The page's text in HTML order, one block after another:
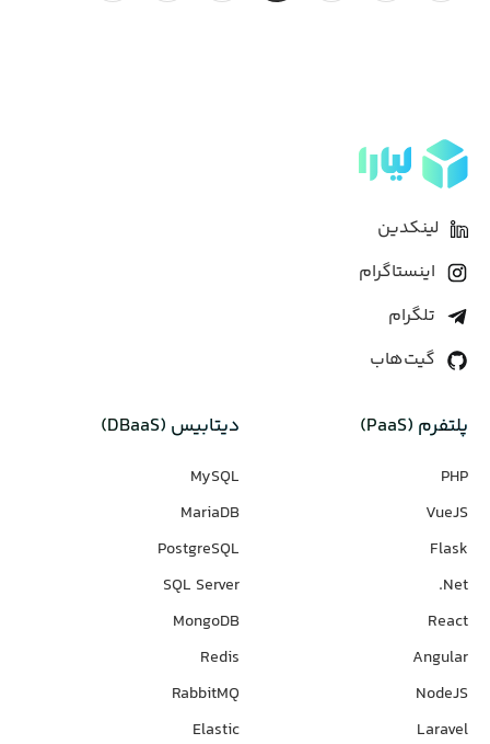
لینکدین
اینستاگرام
تلگرام
گیت‌هاب
پلتفرم (PaaS)
PHP
VueJS
Flask
Net.
React
Angular
NodeJS
Laravel
دیتابیس‌ (DBaaS)
MySQL
MariaDB
PostgreSQL
SQL Server
MongoDB
Redis
RabbitMQ
Elastic